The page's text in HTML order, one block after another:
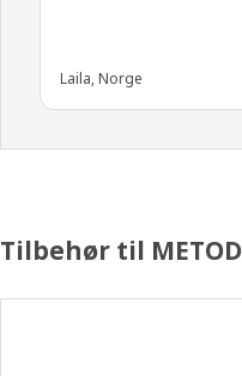
Laila, Norge
Tilbehør til